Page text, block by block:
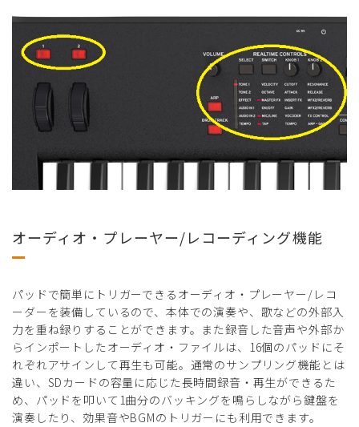
オーディオ・プレーヤー/レコーディング機能
パッドで簡単にトリガーできるオーディオ・プレーヤー/レコ
ーダーを装備しているので、本体での演奏や、歌などの外部入
力を重ね録りすることができます。また録音した音声や外部か
らインポートしたオーディオ・ファイルは、16個のパッドにそ
れぞれアサインして再生も可能。通常のサンプリング機能とは
違い、SDカードの容量に応じた長時間録音・再生ができるた
め、パッドを叩いて1曲分のバッキングを鳴らしながら鍵盤を
演奏したり、効果音やBGMのトリガーにも利用できます。